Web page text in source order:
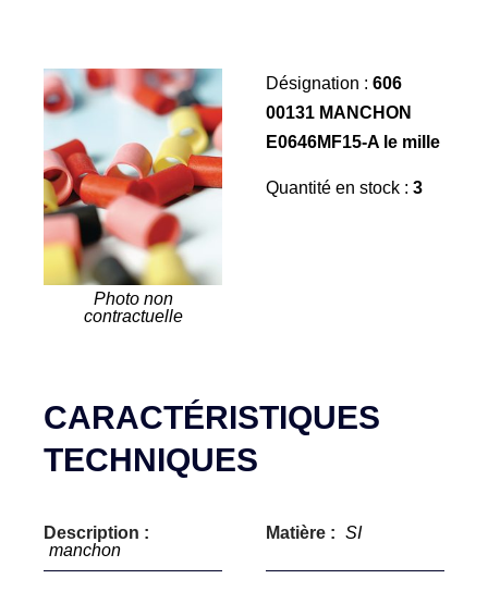
Photo non
contractuelle
Désignation : 606
00131 MANCHON
E0646MF15-A le mille
Quantité en stock : 3
CARACTÉRISTIQUES
TECHNIQUES
Description :
manchon
Matière : SI